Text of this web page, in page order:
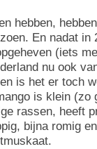
hebben,
En nadat in
(iets
nu ook
is het er toch
is klein (zo
rassen, heeft
bijna romig